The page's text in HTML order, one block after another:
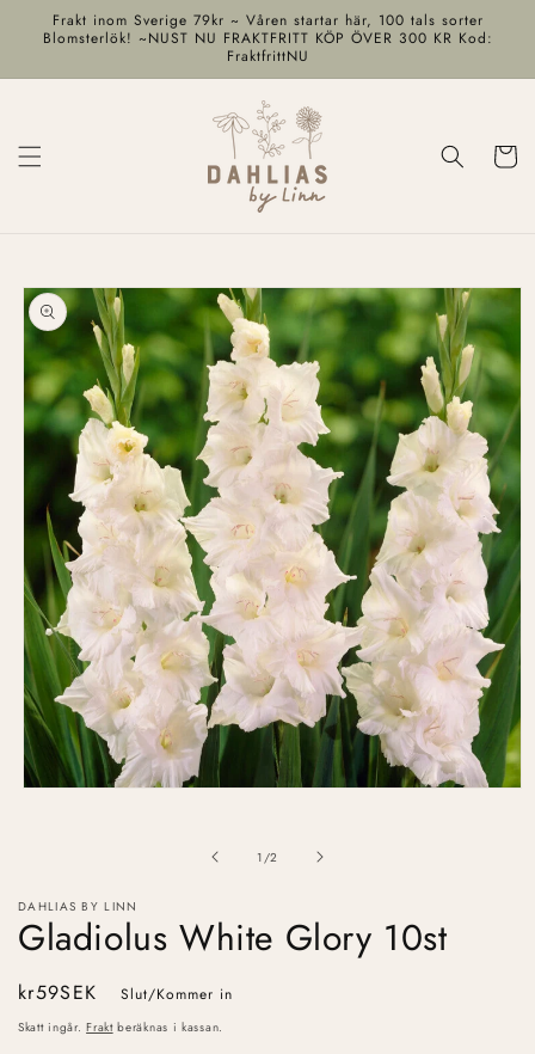
vidare
till
Frakt inom Sverige 79kr ~ Våren startar här, 100 tals sorter
Blomsterlök! ~NUST NU FRAKTFRITT KÖP ÖVER 300 KR Kod:
FraktfrittNU
vidare till
1 /av
2
DAHLIAS BY LINN
Gladiolus White Glory 10st
Ordinarie
pris
kr59SEK Slut/Kommer in
Skatt ingår.Fraktberäknas i kassan.